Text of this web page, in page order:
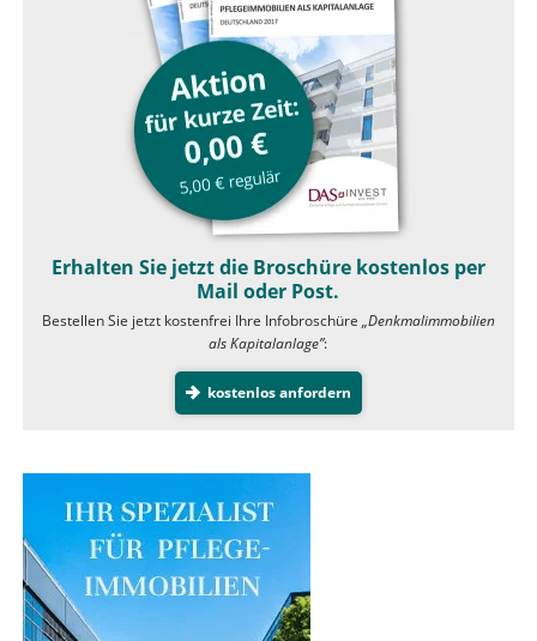
Erhalten Sie jetzt die Broschüre kostenlos per
Mail oder Post.
Bestellen Sie jetzt kostenfrei Ihre Infobroschüre „Denkmalimmobilien
als Kapitalanlage”:
kostenlos anfordern